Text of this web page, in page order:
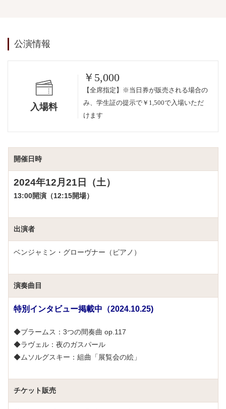
公演情報
入場料
￥5,000
【全席指定】※当日券が販売される場合の
み、学生証の提示で￥1,500で入場いただ
けます
開催日時
2024年12月21日（土）
13:00開演（12:15開場）
出演者
ベンジャミン・グローヴナー（ピアノ）
演奏曲目
特別インタビュー掲載中（2024.10.25)
◆ブラームス：3つの間奏曲 op.117
◆ラヴェル：夜のガスパール
◆ムソルグスキー：組曲「展覧会の絵」
チケット販売